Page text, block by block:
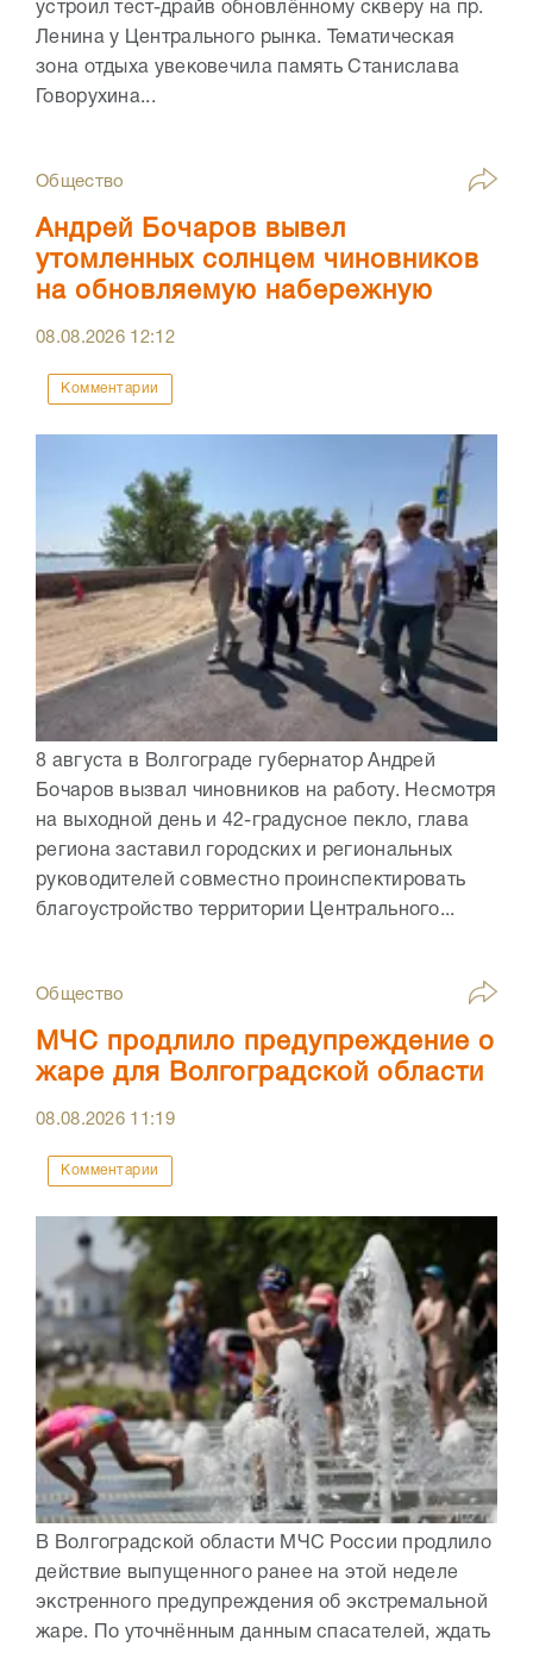
устроил тест-драйв обновлённому скверу на пр.
Ленина у Центрального рынка. Тематическая
зона отдыха увековечила память Станислава
Говорухина...
Общество
Андрей Бочаров вывел
утомленных солнцем чиновников
на обновляемую набережную
08.08.2026 12:12
Комментарии
8 августа в Волгограде губернатор Андрей
Бочаров вызвал чиновников на работу. Несмотря
на выходной день и 42-градусное пекло, глава
региона заставил городских и региональных
руководителей совместно проинспектировать
благоустройство территории Центрального...
Общество
МЧС продлило предупреждение о
жаре для Волгоградской области
08.08.2026 11:19
Комментарии
В Волгоградской области МЧС России продлило
действие выпущенного ранее на этой неделе
экстренного предупреждения об экстремальной
жаре. По уточнённым данным спасателей, ждать